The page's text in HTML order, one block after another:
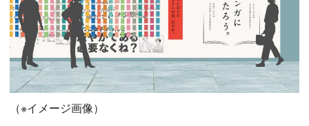
（※イメージ画像）